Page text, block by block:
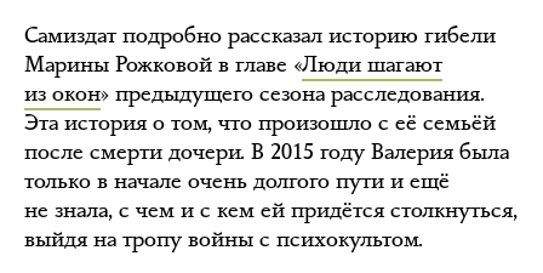
Самиздат подробно рассказал историю гибели
Марины Рожковой в главе «Люди шагают
из окон» предыдущего сезона расследования.
Эта история о том, что произошло с её семьёй
после смерти дочери. В 2015 году Валерия была
только в начале очень долгого пути и ещё
не знала, с чем и с кем ей придётся столкнуться,
выйдя на тропу войны с психокультом.